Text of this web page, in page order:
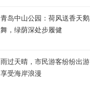
青岛中山公园：荷风送香天鹅
舞，绿荫深处步履健
雨过天晴，市民游客纷纷出游
享受海岸浪漫